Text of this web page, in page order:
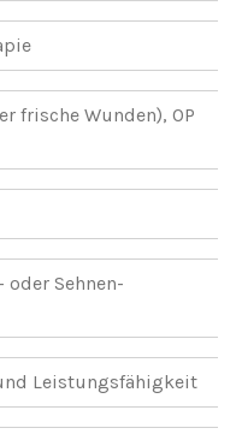
frische Wunden), OP
Sehnen-
Leistungsfähigkeit